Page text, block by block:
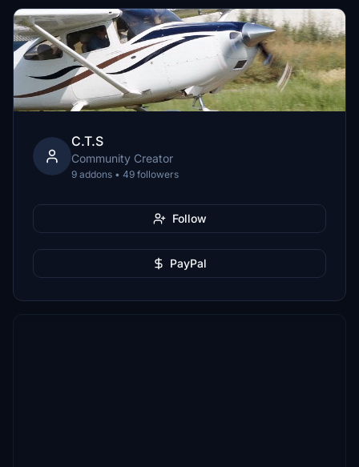
C.T.S
Community Creator
9 addons • 49 followers
Follow
PayPal